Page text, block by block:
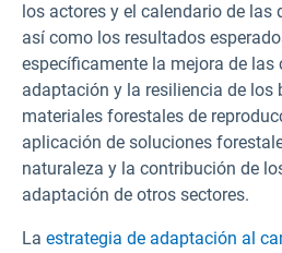
los actores y el calendario de las
así como los resultados
específicamente la mejora de las
adaptación y la resiliencia de los
materiales forestales de
aplicación de soluciones
naturaleza y la contribución de
adaptación de otros sectores.
La estrategia de adaptación al